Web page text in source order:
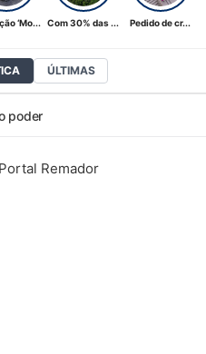
‘Mo... Com 30% das ... Pedido de cr...
ÚLTIMAS
poder